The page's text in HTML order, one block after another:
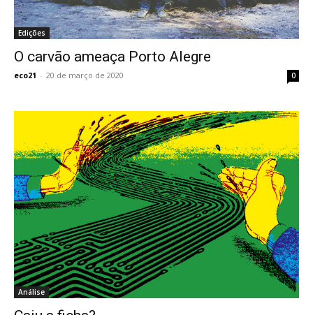
Edições
O carvão ameaça Porto Alegre
eco21 - 20 de março de 2020 0
Análise